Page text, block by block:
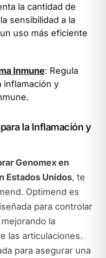
la cantidad de
sensibilidad a la
uso más eficiente
Inmune: Regula
inflamación y
la Inflamación y
Genomex en
Estados Unidos, te
Optimend es
para controlar
la
las articulaciones.
para asegurar una